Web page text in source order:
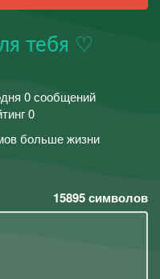
тебя ♡
0 сообщений
0
больше жизни
15895символов